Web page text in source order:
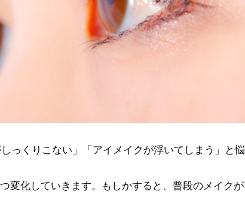
っくりこない」「アイメイクが浮いてしまう」と悩
変化していきます。もしかすると、普段のメイクが